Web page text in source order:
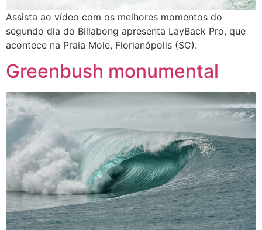
Assista ao vídeo com os melhores momentos do
segundo dia do Billabong apresenta LayBack Pro, que
acontece na Praia Mole, Florianópolis (SC).
Greenbush monumental